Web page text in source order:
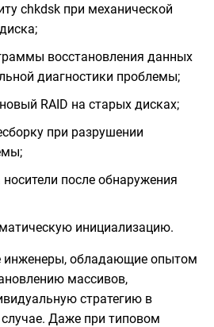
chkdsk при механической
восстановления данных
диагностики проблемы;
RAID на старых дисках;
при разрушении
носители после обнаружения
инициализацию.
инженеры, обладающие опытом
массивов,
стратегию в
Даже при типовом